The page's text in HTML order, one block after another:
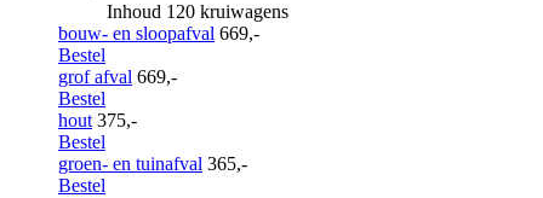
Inhoud 120 kruiwagens
bouw- en sloopafval 669,-
Bestel
grof afval 669,-
Bestel
hout 375,-
Bestel
groen- en tuinafval 365,-
Bestel